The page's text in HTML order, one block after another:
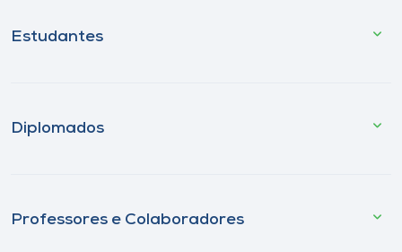
Estudantes
Diplomados
Professores e Colaboradores